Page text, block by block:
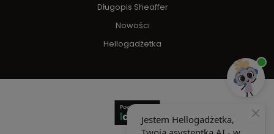
Długopis Sheaffer
Nowości
Hellogadżetka